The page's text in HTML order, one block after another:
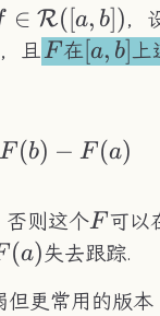
∈ R([a, b])，
，且F
F 在[a,b]
[a, b]上
F (b) − F (a)
否则这个F
F 可以
(a)失去跟踪.
但更常用的版本